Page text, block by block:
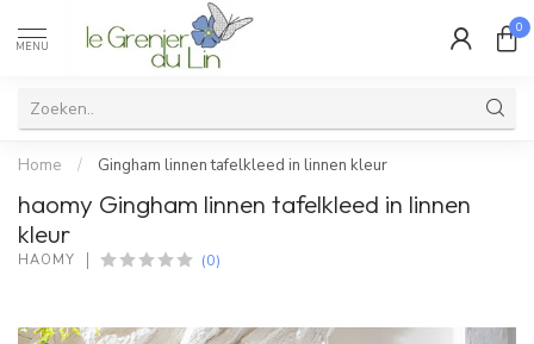
MENU
0
Home / Gingham linnen tafelkleed in linnen kleur
haomy Gingham linnen tafelkleed in linnen
kleur
HAOMY (0)